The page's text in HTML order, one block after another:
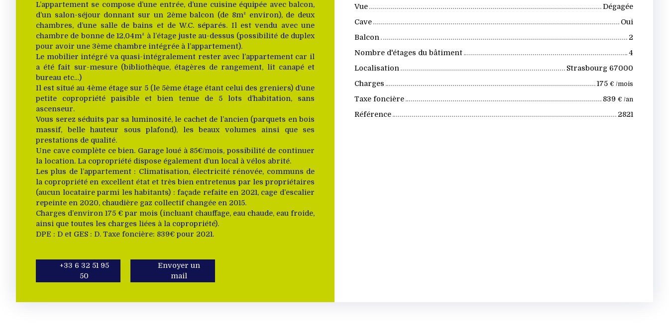
L’appartement se compose d’une entrée, d’une cuisine équipée avec balcon,
d’un salon-séjour donnant sur un 2ème balcon (de 8m² environ), de deux
chambres, d’une salle de bains et de W.C. séparés. Il est vendu avec une
chambre de bonne de 12,04m² à l’étage juste au-dessus (possibilité de duplex
pour avoir une 3ème chambre intégrée à l’appartement).
Le mobilier intégré va quasi-intégralement rester avec l’appartement car il
a été fait sur-mesure (bibliothèque, étagères de rangement, lit canapé et
bureau etc…)
Il est situé au 4ème étage sur 5 (le 5ème étage étant celui des greniers) d’une
petite copropriété paisible et bien tenue de 5 lots d’habitation, sans
ascenseur.
Vous serez séduits par sa luminosité, le cachet de l’ancien (parquets en bois
massif, belle hauteur sous plafond), les beaux volumes ainsi que ses
prestations de qualité.
Une cave complète ce bien. Garage loué à 85€/mois, possibilité de continuer
la location. La copropriété dispose également d’un local à vélos abrité.
Les plus de l’appartement : Climatisation, électricité rénovée, communs de
la copropriété en excellent état et très bien entretenus par les propriétaires
(aucun locataire parmi les habitants) : façade refaite en 2021, cage d’escalier
repeinte en 2020, chaudière gaz collectif changée en 2015.
Charges d’environ 175 € par mois (incluant chauffage, eau chaude, eau froide,
ainsi que toutes les charges liées à la copropriété).
DPE : D et GES : D. Taxe foncière: 839€ pour 2021.
+33 6 32 51 95
50
Envoyer un
mail
Vue
Dégagée
Cave
Oui
Balcon
2
Nombre d'étages du bâtiment
4
Localisation
Strasbourg 67000
Charges
175 € /mois
Taxe foncière 839 € /an
Référence 2821